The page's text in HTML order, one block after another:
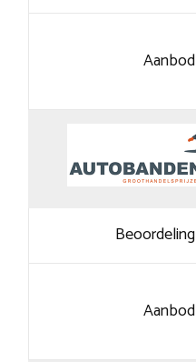
Aanbod
Beoordeling
Aanbod